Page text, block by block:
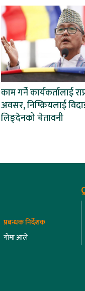
काम गर्ने कार्यकर्तालाई
अवसर, निष्क्रियलाई
लिङ्देनको चेतावनी
प्रबन्धक निर्देशक
गोमा आले